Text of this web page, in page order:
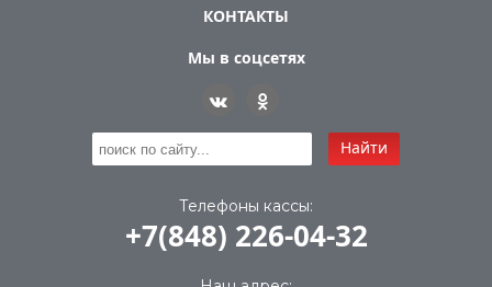
КОНТАКТЫ
Мы в соцсетях
Найти
Телефоны кассы:
+7(848) 226-04-32